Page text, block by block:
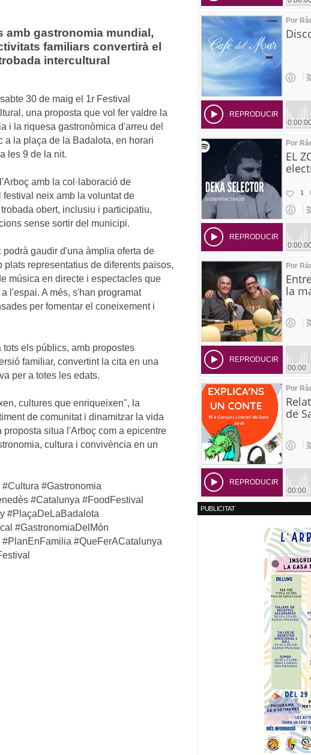
amb gastronomia mundial,
familiars convertirà el
intercultural
30 de maig el 1r Festival
una proposta que vol fer valdre la
i la riquesa gastronòmica d'arreu del
a la plaça de la Badalota, en horari
les 9 de la nit.
amb la col·laboració de
neix amb la voluntat de
obert, inclusiu i participatiu,
sense sortir del municipi.
gaudir d'una àmplia oferta de
representatius de diferents països,
música en directe i espectacles que
l'espai. A més, s'han programat
per fomentar el coneixement i
els públics, amb propostes
familiar, convertint la cita en una
per a totes les edats.
cultures que enriqueixen", la
de comunitat i dinamitzar la vida
situa l'Arboç com a epicentre
cultura i convivència en un
#Gastronomia
#Catalunya #FoodFestival
#PlaçaDeLaBadalota
#GastronomiaDelMón
#QueFerACatalunya
PUBLICITAT